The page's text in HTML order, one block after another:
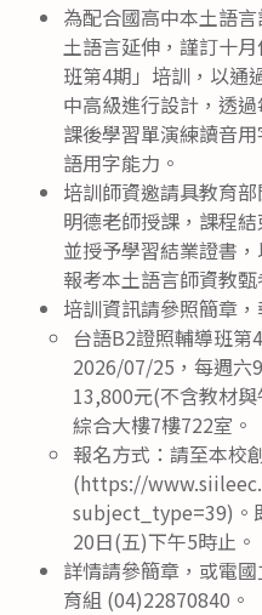
為配合國高中本土語
土語言延伸，謹訂十
班第4期」培訓，以通
中高級進行設計，透
課後學習單演練讀音
語用字能力。
培訓師資邀請具教育
明德老師授課，課程
並授予學習結業證書
報考本土語言師資教甄
培訓資訊請參照簡章，
台語B2證照輔導班
2026/07/25，每週六
13,800元(不含教材
綜合大樓7樓722室。
報名方式：請至本校
(https://
subject_type=39)。
20日(五)下午5時止。
詳情請參簡章，或電
育組 (04)22870840。